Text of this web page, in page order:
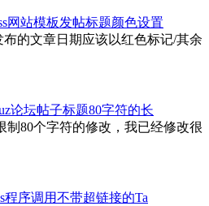
网站模板发帖标题颜色设置
布的文章日期应该以红色标记/其余
论坛帖子标题80字符的长
制80个字符的修改，我已经修改很
程序调用不带超链接的Ta